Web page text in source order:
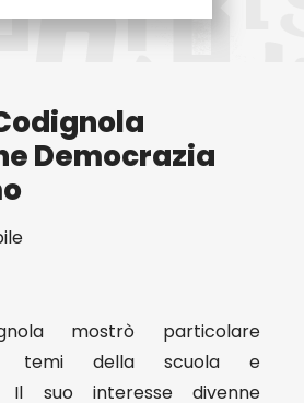
Democrazia
mostrò particolare
temi della scuola e
Il suo interesse divenne